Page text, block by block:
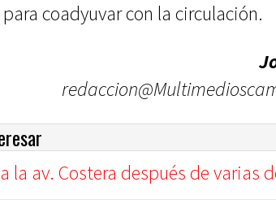
coadyuvar con la circulación.
la av. Costera después de varias